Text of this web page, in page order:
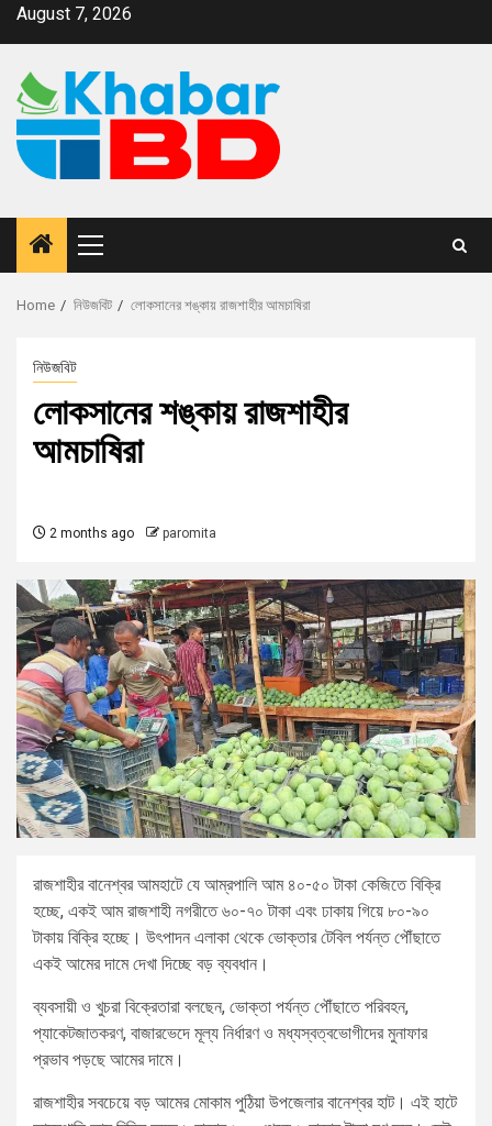
August 7, 2026
Home নিউজবিট লোকসানের শঙ্কায় রাজশাহীর আমচাষিরা
নিউজবিট
লোকসানের শঙ্কায় রাজশাহীর
আমচাষিরা
2 months ago paromita
রাজশাহীর বানেশ্বর আমহাটে যে আম্রপালি আম ৪০-৫০ টাকা কেজিতে বিক্রি
হচ্ছে, একই আম রাজশাহী নগরীতে ৬০-৭০ টাকা এবং ঢাকায় গিয়ে ৮০-৯০
টাকায় বিক্রি হচ্ছে। উৎপাদন এলাকা থেকে ভোক্তার টেবিল পর্যন্ত পৌঁছাতে
একই আমের দামে দেখা দিচ্ছে বড় ব্যবধান।
ব্যবসায়ী ও খুচরা বিক্রেতারা বলছেন, ভোক্তা পর্যন্ত পৌঁছাতে পরিবহন,
প্যাকেটজাতকরণ, বাজারভেদে মূল্য নির্ধারণ ও মধ্যস্বত্বভোগীদের মুনাফার
প্রভাব পড়ছে আমের দামে।
রাজশাহীর সবচেয়ে বড় আমের মোকাম পুঠিয়া উপজেলার বানেশ্বর হাট। এই হাটে